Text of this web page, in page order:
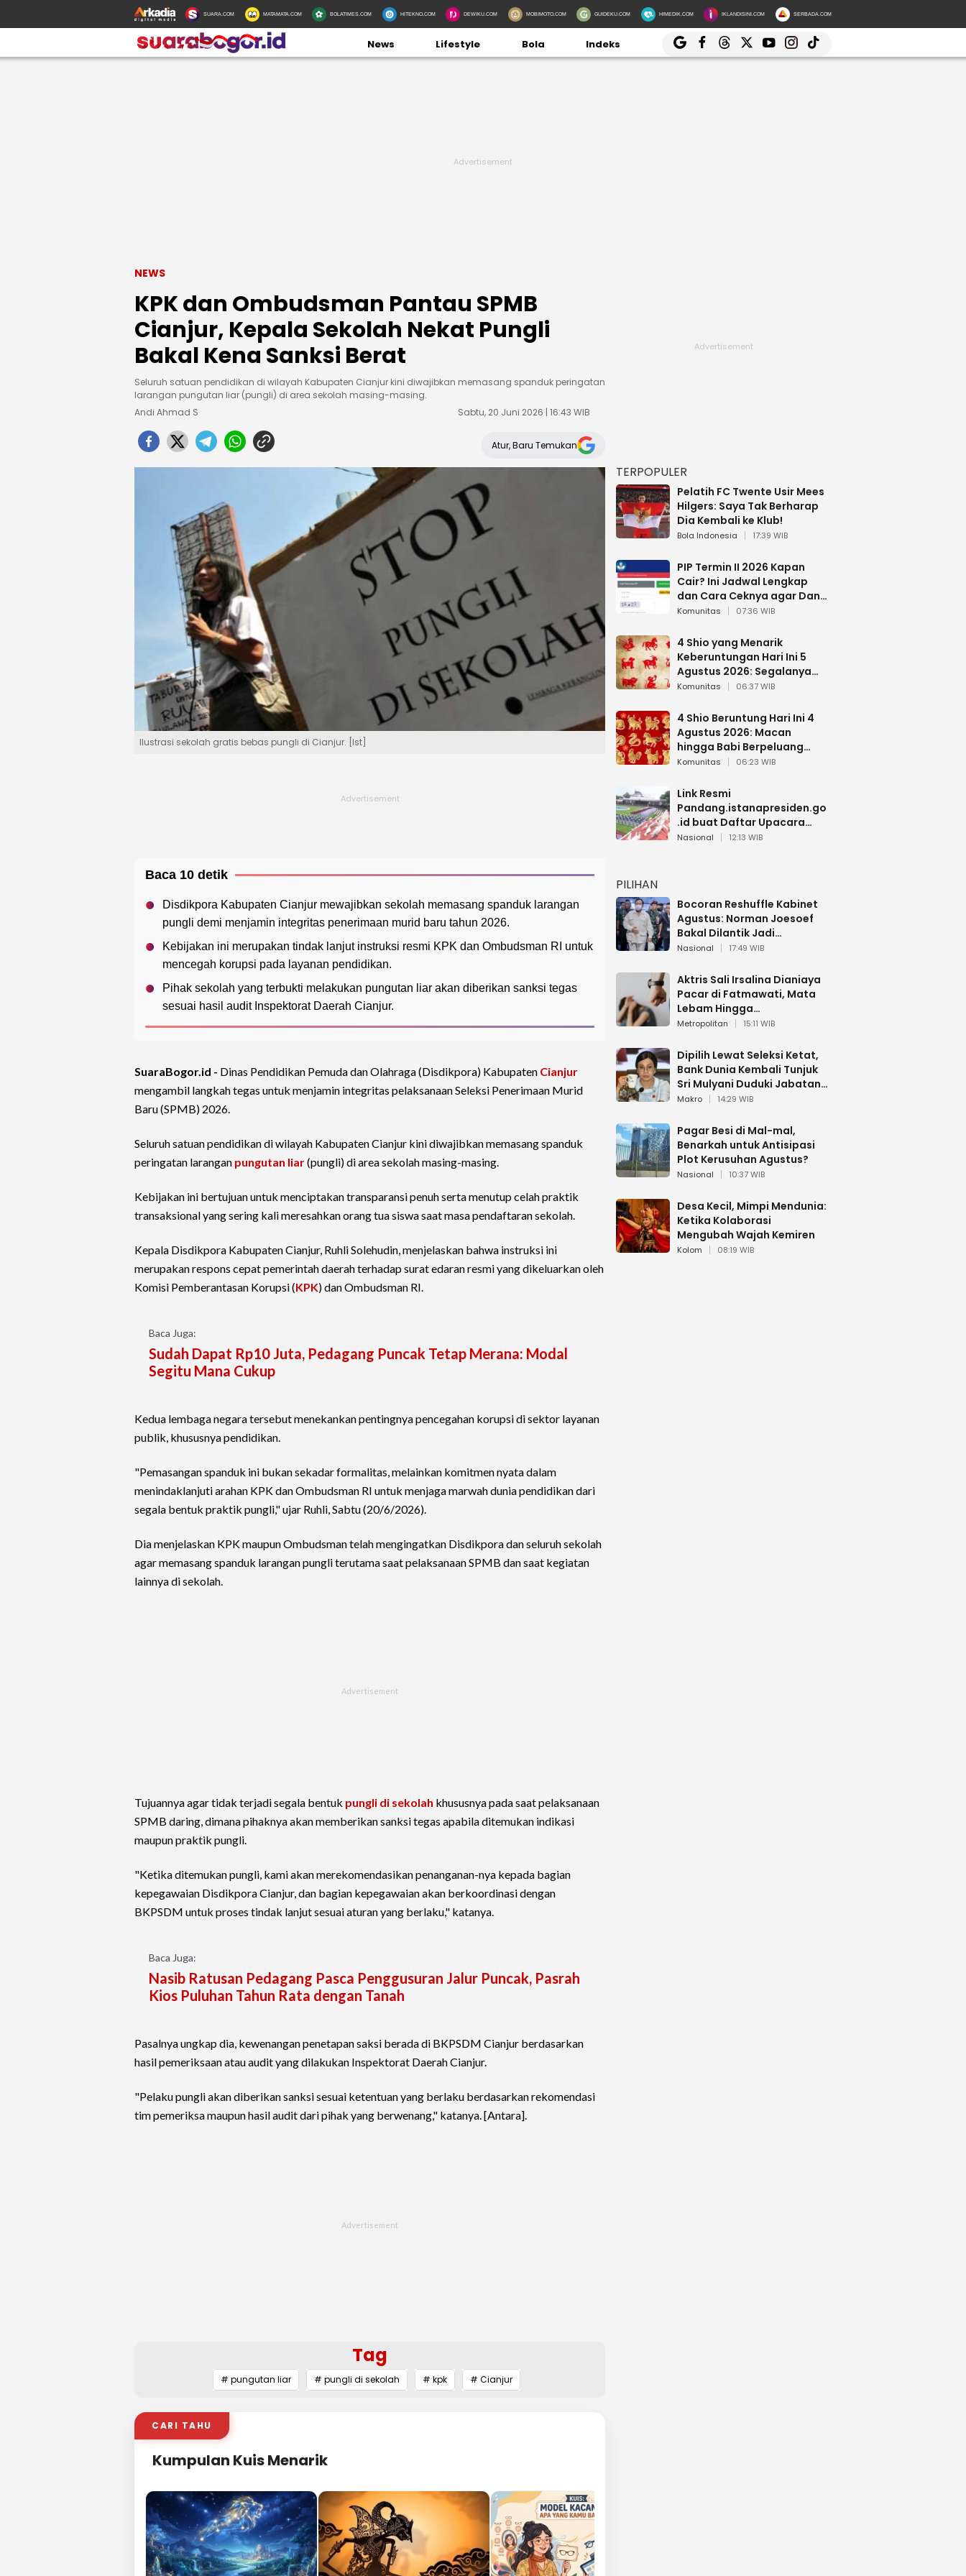
SUARA.COM MATAMATA.COM BOLATIMES.COM HITEKNO.COM DEWIKU.COM MOBIMOTO.COM GUIDEKU.COM HIMEDIK.COM IKLANDISINI.COM SERBADA.COM
News Lifestyle Bola Indeks
NEWS
KPK dan Ombudsman Pantau SPMB
Cianjur, Kepala Sekolah Nekat Pungli
Bakal Kena Sanksi Berat
Seluruh satuan pendidikan di wilayah Kabupaten Cianjur kini diwajibkan memasang spanduk peringatan
larangan pungutan liar (pungli) di area sekolah masing-masing.
Andi Ahmad S
Sabtu, 20 Juni 2026 | 16:43 WIB
Atur, Baru Temukan
Ilustrasi sekolah gratis bebas pungli di Cianjur. [Ist]
Baca 10 detik
Disdikpora Kabupaten Cianjur mewajibkan sekolah memasang spanduk larangan
pungli demi menjamin integritas penerimaan murid baru tahun 2026.
Kebijakan ini merupakan tindak lanjut instruksi resmi KPK dan Ombudsman RI untuk
mencegah korupsi pada layanan pendidikan.
Pihak sekolah yang terbukti melakukan pungutan liar akan diberikan sanksi tegas
sesuai hasil audit Inspektorat Daerah Cianjur.
SuaraBogor.id - Dinas Pendidikan Pemuda dan Olahraga (Disdikpora) Kabupaten Cianjur
mengambil langkah tegas untuk menjamin integritas pelaksanaan Seleksi Penerimaan Murid
Baru (SPMB) 2026.
Seluruh satuan pendidikan di wilayah Kabupaten Cianjur kini diwajibkan memasang spanduk
peringatan larangan pungutan liar(pungli) di area sekolah masing-masing.
Kebijakan ini bertujuan untuk menciptakan transparansi penuh serta menutup celah praktik
transaksional yang sering kali meresahkan orang tua siswa saat masa pendaftaran sekolah.
Kepala Disdikpora Kabupaten Cianjur, Ruhli Solehudin, menjelaskan bahwa instruksi ini
merupakan respons cepat pemerintah daerah terhadap surat edaran resmi yang dikeluarkan oleh
Komisi Pemberantasan Korupsi (KPK) dan Ombudsman RI.
Baca Juga:
Sudah Dapat Rp10 Juta, Pedagang Puncak Tetap Merana: Modal
Segitu Mana Cukup
Kedua lembaga negara tersebut menekankan pentingnya pencegahan korupsi di sektor layanan
publik, khususnya pendidikan.
"Pemasangan spanduk ini bukan sekadar formalitas, melainkan komitmen nyata dalam
menindaklanjuti arahan KPK dan Ombudsman RI untuk menjaga marwah dunia pendidikan dari
segala bentuk praktik pungli," ujar Ruhli, Sabtu (20/6/2026).
Dia menjelaskan KPK maupun Ombudsman telah mengingatkan Disdikpora dan seluruh sekolah
agar memasang spanduk larangan pungli terutama saat pelaksanaan SPMB dan saat kegiatan
lainnya di sekolah.
Tujuannya agar tidak terjadi segala bentuk pungli di sekolah khususnya pada saat pelaksanaan
SPMB daring, dimana pihaknya akan memberikan sanksi tegas apabila ditemukan indikasi
maupun praktik pungli.
"Ketika ditemukan pungli, kami akan merekomendasikan penanganan-nya kepada bagian
kepegawaian Disdikpora Cianjur, dan bagian kepegawaian akan berkoordinasi dengan
BKPSDM untuk proses tindak lanjut sesuai aturan yang berlaku," katanya.
Baca Juga:
Nasib Ratusan Pedagang Pasca Penggusuran Jalur Puncak, Pasrah
Kios Puluhan Tahun Rata dengan Tanah
Pasalnya ungkap dia, kewenangan penetapan saksi berada di BKPSDM Cianjur berdasarkan
hasil pemeriksaan atau audit yang dilakukan Inspektorat Daerah Cianjur.
"Pelaku pungli akan diberikan sanksi sesuai ketentuan yang berlaku berdasarkan rekomendasi
tim pemeriksa maupun hasil audit dari pihak yang berwenang," katanya. [Antara].
Tag
# pungutan liar # pungli di sekolah # kpk # Cianjur
CARI TAHU
Kumpulan Kuis Menarik
TERPOPULER
Pelatih FC Twente Usir Mees
Hilgers: Saya Tak Berharap
Dia Kembali ke Klub!
Bola Indonesia 17:39 WIB
PIP Termin II 2026 Kapan
Cair? Ini Jadwal Lengkap
dan Cara Ceknya agar Dana
Tidak Hangus!
Komunitas 07:36 WIB
4 Shio yang Menarik
Keberuntungan Hari Ini 5
Agustus 2026: Segalanya
Berjalan Lancar
Komunitas 06:37 WIB
4 Shio Beruntung Hari Ini 4
Agustus 2026: Macan
hingga Babi Berpeluang
Dapat Kabar Baik
Komunitas 06:23 WIB
Link Resmi
Pandang.istanapresiden.go
.id buat Daftar Upacara
Bendera HUT RI di Istana
Nasional 12:13 WIB
PILIHAN
Bocoran Reshuffle Kabinet
Agustus: Norman Joesoef
Bakal Dilantik Jadi
Wamenhan RI
Nasional 17:49 WIB
Aktris Sali Irsalina Dianiaya
Pacar di Fatmawati, Mata
Lebam Hingga
Diselamatkan Polantas
Metropolitan 15:11 WIB
Dipilih Lewat Seleksi Ketat,
Bank Dunia Kembali Tunjuk
Sri Mulyani Duduki Jabatan
Strategis
Makro 14:29 WIB
Pagar Besi di Mal-mal,
Benarkah untuk Antisipasi
Plot Kerusuhan Agustus?
Nasional 10:37 WIB
Desa Kecil, Mimpi Mendunia:
Ketika Kolaborasi
Mengubah Wajah Kemiren
Kolom 08:19 WIB